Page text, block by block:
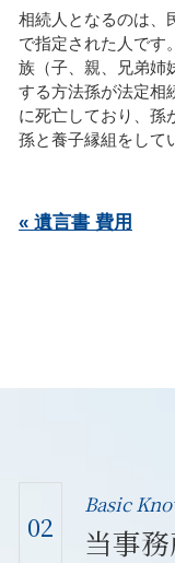
相続人となるのは、
で指定された人です
族（子、親、兄弟姉
する方法孫が法定相
に死亡しており、孫
孫と養子縁組をして
« 遺言書 費用
02
Basic
当事